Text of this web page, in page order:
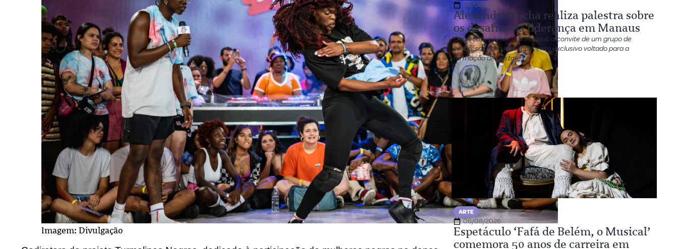
Imagem: Divulgação
06/08/2026
Alexandre Rocha realiza palestra sobre
os desafios da liderança em Manaus
O executivo retorna à Manaus a convite de um grupo de
empresas para realizar evento exclusivo voltado para a
formação de gestores
ARTE
06/08/2026
Espetáculo ‘Fafá de Belém, o Musical’
comemora 50 anos de carreira em